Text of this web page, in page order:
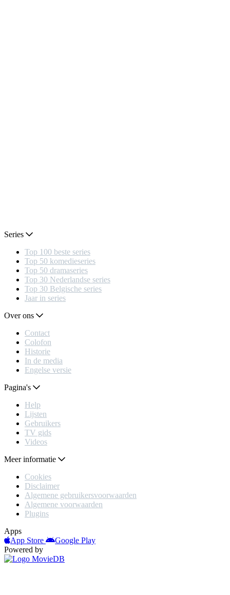
Series
Top 100 beste series
Top 50 komedieseries
Top 50 dramaseries
Top 30 Nederlandse series
Top 30 Belgische series
Jaar in series
Over ons
Contact
Colofon
Historie
In de media
Engelse versie
Pagina's
Help
Lijsten
Gebruikers
TV gids
Videos
Meer informatie
Cookies
Disclaimer
Algemene gebruikersvoorwaarden
Algemene voorwaarden
Plugins
Apps
App Store
Google Play
Powered by